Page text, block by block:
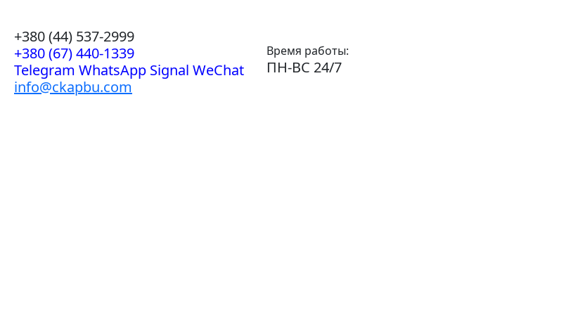
+380 (44) 537-2999
+380 (67) 440-1339
Telegram WhatsApp Signal WeChat
info@ckapbu.com
Время работы:
ПН-ВС 24/7